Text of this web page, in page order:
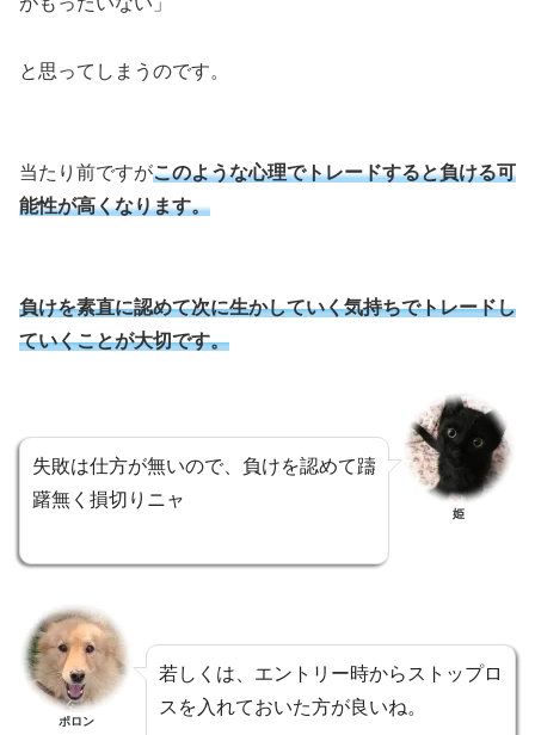
と思ってしまうのです。
当たり前ですがこのような心理でトレードすると負ける可
能性が高くなります。
負けを素直に認めて次に生かしていく気持ちでトレードし
ていくことが大切です。
失敗は仕方が無いので、負けを認めて躊
躇無く損切りニャ
姫
ポロン
若しくは、エントリー時からストップロ
スを入れておいた方が良いね。